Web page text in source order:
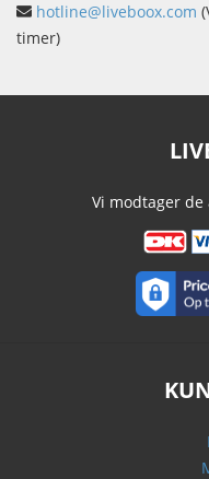
hotline@liveboox.com
timer)
Vi modtager